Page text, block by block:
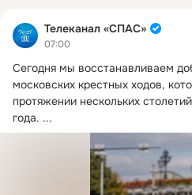
Телеканал «СПАС»
07:00
Сегодня мы восстанавливаем
московских крестных ходов,
протяжении нескольких
года. ...